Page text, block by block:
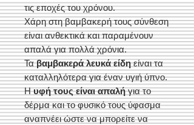
τις εποχές του χρόνου.
Χάρη στη βαμβακερή τους σύνθεση
είναι ανθεκτικά και παραμένουν
απαλά για πολλά χρόνια.
Ταβαμβακερά λευκά είδηείναι τα
καταλληλότερα για έναν υγιή ύπνο.
Ηυφή τους είναι απαλήγια το
δέρμα και το φυσικό τους ύφασμα
αναπνέει ώστε να μπορείτε να